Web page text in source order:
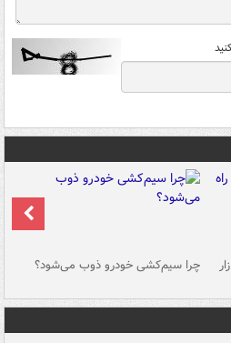
چرا سیم‌کشی خودرو ذوب می‌شود؟